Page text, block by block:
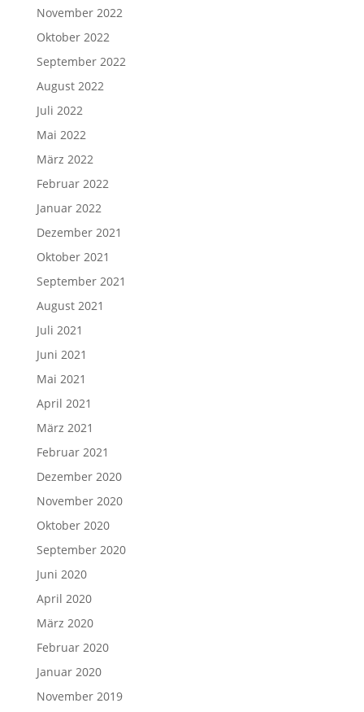
November 2022
Oktober 2022
September 2022
August 2022
Juli 2022
Mai 2022
März 2022
Februar 2022
Januar 2022
Dezember 2021
Oktober 2021
September 2021
August 2021
Juli 2021
Juni 2021
Mai 2021
April 2021
März 2021
Februar 2021
Dezember 2020
November 2020
Oktober 2020
September 2020
Juni 2020
April 2020
März 2020
Februar 2020
Januar 2020
November 2019